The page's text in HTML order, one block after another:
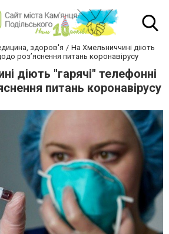
здоров'я
На Хмельниччині діють
роз’яснення питань коронавірусу
діють "гарячі" телефонні
питань коронавірусу